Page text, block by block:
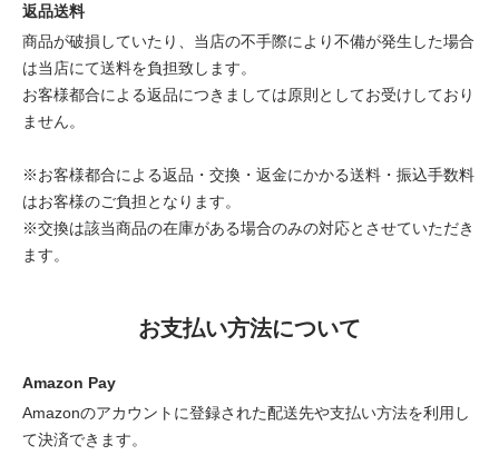
返品送料
商品が破損していたり、当店の不手際により不備が発生した場合
は当店にて送料を負担致します。
お客様都合による返品につきましては原則としてお受けしており
ません。
※お客様都合による返品・交換・返金にかかる送料・振込手数料
はお客様のご負担となります。
※交換は該当商品の在庫がある場合のみの対応とさせていただき
ます。
お支払い方法について
Amazon Pay
Amazonのアカウントに登録された配送先や支払い方法を利用し
て決済できます。